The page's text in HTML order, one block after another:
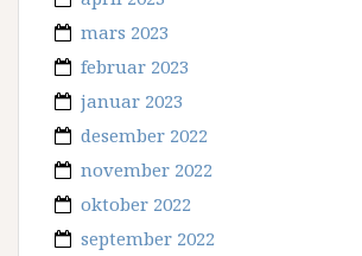
mars 2023
februar 2023
januar 2023
desember 2022
november 2022
oktober 2022
september 2022